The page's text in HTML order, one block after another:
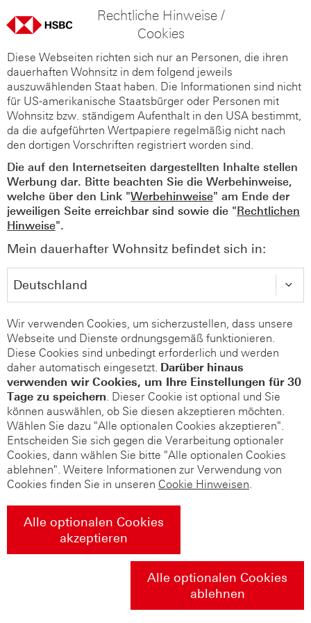
Rechtliche Hinweise /
Cookies
Diese Webseiten richten sich nur an Personen, die ihren
dauerhaften Wohnsitz in dem folgend jeweils
auszuwählenden Staat haben. Die Informationen sind nicht
für US-amerikanische Staatsbürger oder Personen mit
Wohnsitz bzw. ständigem Aufenthalt in den USA bestimmt,
da die aufgeführten Wertpapiere regelmäßig nicht nach
den dortigen Vorschriften registriert worden sind.
Die auf den Internetseiten dargestellten Inhalte stellen
Werbung dar. Bitte beachten Sie die Werbehinweise,
welche über den Link "Werbehinweise" am Ende der
jeweiligen Seite erreichbar sind sowie die "Rechtlichen
Hinweise".
Mein dauerhafter Wohnsitz befindet sich in:
Wir verwenden Cookies, um sicherzustellen, dass unsere
Webseite und Dienste ordnungsgemäß funktionieren.
Diese Cookies sind unbedingt erforderlich und werden
daher automatisch eingesetzt. Darüber hinaus
verwenden wir Cookies, um Ihre Einstellungen für 30
Tage zu speichern. Dieser Cookie ist optional und Sie
können auswählen, ob Sie diesen akzeptieren möchten.
Wählen Sie dazu "Alle optionalen Cookies akzeptieren".
Entscheiden Sie sich gegen die Verarbeitung optionaler
Cookies, dann wählen Sie bitte "Alle optionalen Cookies
ablehnen". Weitere Informationen zur Verwendung von
Cookies finden Sie in unseren Cookie Hinweisen.
Alle optionalen Cookies
akzeptieren
Alle optionalen Cookies
ablehnen